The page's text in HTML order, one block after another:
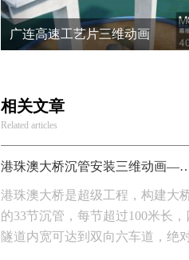
广连高速工艺片三维动画
相关文章
Related articles
港珠澳大桥沉管安装三
港珠澳大桥是超级工程，构建大
的33节沉管，每节超过100米长，
隧道内宽可达到双向六车道，绝